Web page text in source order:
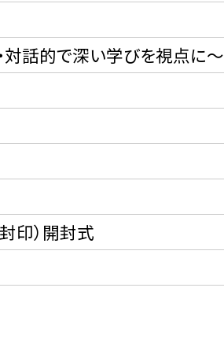
話的で深い学びを視点に〜
印）開封式